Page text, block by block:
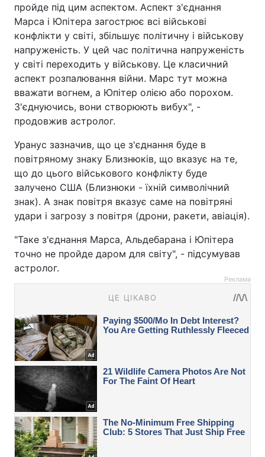
пройде під цим аспектом. Аспект з'єднання
Марса і Юпітера загострює всі військові
конфлікти у світі, збільшує політичну і військову
напруженість. У цей час політична напруженість
у світі переходить у військову. Це класичний
аспект розпалювання війни. Марс тут можна
вважати вогнем, а Юпітер олією або порохом.
З'єднуючись, вони створюють вибух", -
продовжив астролог.
Уранус зазначив, що це з'єднання буде в
повітряному знаку Близнюків, що вказує на те,
що до цього військового конфлікту буде
залучено США (Близнюки - їхній символічний
знак). А знак повітря вказує саме на повітряні
удари і загрозу з повітря (дрони, ракети, авіація).
"Таке з'єднання Марса, Альдебарана і Юпітера
точно не пройде даром для світу", - підсумував
астролог.
Реклама